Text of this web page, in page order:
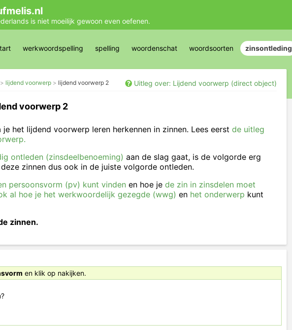
is niet moeilijk gewoon even oefenen.
werkwoordspelling spelling woordenschat woordsoorten zinsontleding
lijdend voorwerp lijdend voorwerp 2 Uitleg over: Lijdend voorwerp (direct object)
voorwerp 2
het lijdend voorwerp leren herkennen in zinnen. Lees eerst de uitleg
ontleden (zinsdeelbenoeming) aan de slag gaat, is de volgorde erg
zinnen dus ook in de juiste volgorde ontleden.
persoonsvorm (pv) kunt vinden en hoe je de zin in zinsdelen moet
al hoe je het werkwoordelijk gezegde (wwg) en het onderwerp kunt
zinnen.
en klik op nakijken.